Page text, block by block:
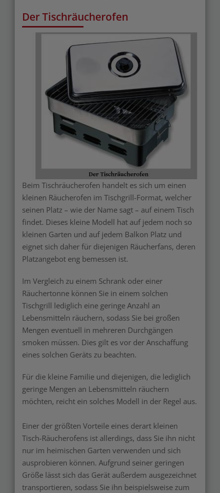
Der Tischräucherofen
Beim Tischräucherofen handelt es sich um einen
kleinen Räucherofen im Tischgrill-Format, welcher
seinen Platz – wie der Name sagt – auf einem Tisch
findet. Dieses kleine Modell hat auf jedem noch so
kleinen Garten und auf jedem Balkon Platz und
eignet sich daher für diejenigen Räucherfans, deren
Platzangebot eng bemessen ist.
Im Vergleich zu einem Schrank oder einer
Räuchertonne können Sie in einem solchen
Tischgrill lediglich eine geringe Anzahl an
Lebensmitteln räuchern, sodass Sie bei großen
Mengen eventuell in mehreren Durchgängen
smoken müssen. Dies gilt es vor der Anschaffung
eines solchen Geräts zu beachten.
Für die kleine Familie und diejenigen, die lediglich
geringe Mengen an Lebensmitteln räuchern
möchten, reicht ein solches Modell in der Regel aus.
Einer der größten Vorteile eines derart kleinen
Tisch-Räucherofens ist allerdings, dass Sie ihn nicht
nur im heimischen Garten verwenden und sich
ausprobieren können. Aufgrund seiner geringen
Größe lässt sich das Gerät außerdem ausgezeichnet
transportieren, sodass Sie ihn beispielsweise zum